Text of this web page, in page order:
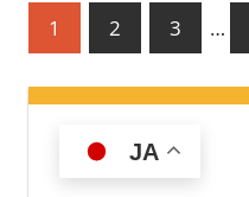
投
の
1 2 3 …
JA